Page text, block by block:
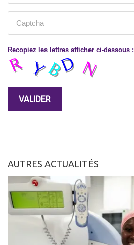
Recopiez les lettres afficher ci-dessous :
AUTRES ACTUALITÉS